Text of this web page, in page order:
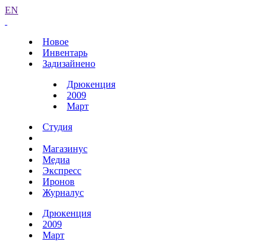
EN
Новое
Инвентарь
Задизайнено
Дрюкенция
2009
Март
Студия
Магазинус
Медиа
Экспресс
Иронов
Журналус
Дрюкенция
2009
Март